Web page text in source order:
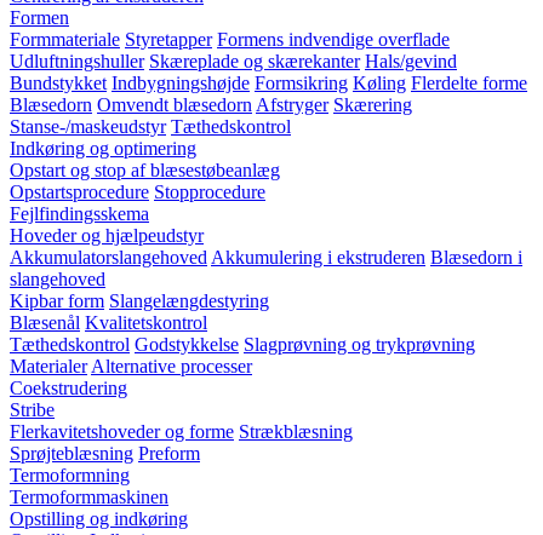
Formen
Formmateriale Styretapper Formens indvendige overflade
Udluftningshuller Skæreplade og skærekanter Hals/gevind
Bundstykket Indbygningshøjde Formsikring Køling Flerdelte forme
Blæsedorn Omvendt blæsedorn Afstryger Skærering
Stanse-/maskeudstyr Tæthedskontrol
Indkøring og optimering
Opstart og stop af blæsestøbeanlæg
Opstartsprocedure Stopprocedure
Fejlfindingsskema
Hoveder og hjælpeudstyr
Akkumulatorslangehoved Akkumulering i ekstruderen Blæsedorn i
slangehoved
Kipbar form Slangelængdestyring
Blæsenål Kvalitetskontrol
Tæthedskontrol Godstykkelse Slagprøvning og trykprøvning
Materialer Alternative processer
Coekstrudering
Stribe
Flerkavitetshoveder og forme Strækblæsning
Sprøjteblæsning Preform
Termoformning
Termoformmaskinen
Opstilling og indkøring